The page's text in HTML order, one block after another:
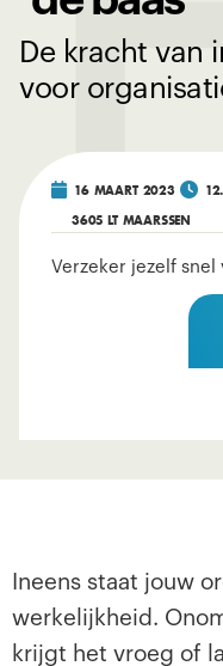
De kracht van
voor
 16 MAART 2023 
3605 LT MAARSSEN
Verzeker jezelf snel
Ineens staat jouw
werkelijkheid.
krijgt het vroeg of